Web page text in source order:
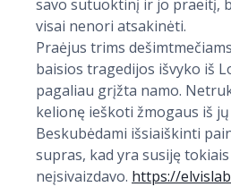
savo sutuoktinį ir jo praeitį,
visai nenori atsakinėti.
Praėjus trims
baisios tragedijos išvyko iš
pagaliau grįžta namo.
kelionę ieškoti žmogaus iš
Beskubėdami išsiaiškinti
supras, kad yra susiję
neįsivaizdavo. https://